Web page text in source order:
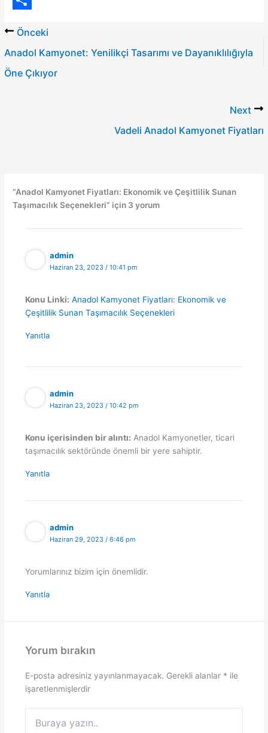
r
e
s
A
i
l
a
r
Önceki
Anadol Kamyonet: Yenilikçi Tasarımı ve Dayanıklılığıyla
Öne Çıkıyor
Next
Vadeli Anadol Kamyonet Fiyatları
“Anadol Kamyonet Fiyatları: Ekonomik ve Çeşitlilik Sunan
Taşımacılık Seçenekleri” için 3 yorum
admin
Haziran 23, 2023 / 10:41 pm
Konu Linki: Anadol Kamyonet Fiyatları: Ekonomik ve
Çeşitlilik Sunan Taşımacılık Seçenekleri
Yanıtla
admin
Haziran 23, 2023 / 10:42 pm
Konu içerisinden bir alıntı: Anadol Kamyonetler, ticari
taşımacılık sektöründe önemli bir yere sahiptir.
Yanıtla
admin
Haziran 29, 2023 / 6:46 pm
Yorumlarınız bizim için önemlidir.
Yanıtla
Yorum bırakın
E-posta adresiniz yayınlanmayacak. Gerekli alanlar * ile
işaretlenmişlerdir
yazın..